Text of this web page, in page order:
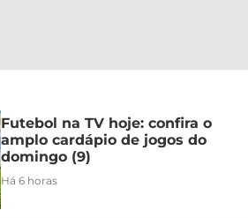
Futebol na TV hoje: confira o
amplo cardápio de jogos do
domingo (9)
Há 6 horas